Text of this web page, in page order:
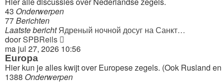
43 Onderwerpen
77Berichten
Laatste bericht Ядреный ночной досуг на Санкт…
doorSPBReils
laatste
ma jul 27, 2026 10:56
Europa
Hier kun je alles kwijt over Europese zegels. (Ook Rusland
1388 Onderwerpen